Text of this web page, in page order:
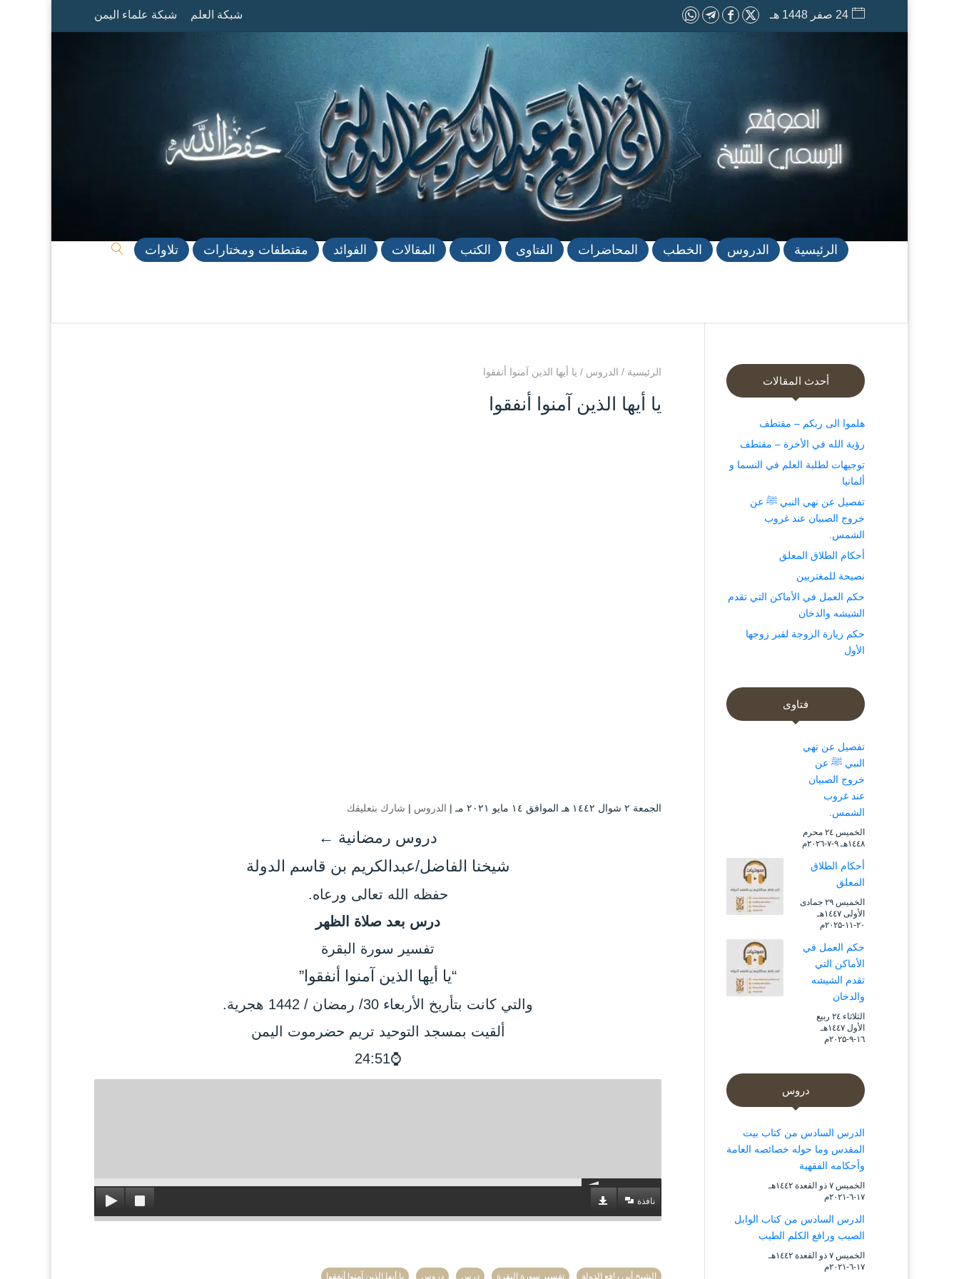
24 صفر 1448 هـ شبكة العلم شبكة علماء اليمن
الرئيسية الدروس الخطب المحاضرات الفتاوى الكتب المقالات الفوائد مقتطفات ومختارات تلاوات
الرئيسية / الدروس / يا أيها الذين آمنوا أنفقوا
يا أيها الذين آمنوا أنفقوا
الجمعة ۲ شوال ۱٤٤۲ هـ الموافق ۱٤ مايو ۲۰۲۱ مـ | الدروس | شارك بتعليقك
دروس رمضانية ←
شيخنا الفاضل/عبدالكريم بن قاسم الدولة
حفظه الله تعالى ورعاه.
درس بعد صلاة الظهر
تفسير سورة البقرة
“يا أيها الذين آمنوا أنفقوا”
والتي كانت بتأريخ الأربعاء 30/ رمضان / 1442 هجرية.
ألقيت بمسجد التوحيد تريم حضرموت اليمن
⌚24:51
نافذة
الشيخ أبي رافع الدولة تفسير سورة البقرة درس دروس يا أيها الذين آمنوا أنفقوا
أحدث المقالات
هلموا الى ربكم – مقتطف
رؤية الله في الأخرة – مقتطف
توجيهات لطلبة العلم في النسما و
ألمانيا
تفصيل عن نهي النبي ﷺ عن
خروج الصبيان عند غروب
الشمس.
أحكام الطلاق المعلق
نصيحة للمغتربين
حكم العمل في الأماكن التي تقدم
الشيشه والدخان
حكم زيارة الزوجة لقبر زوجها
الأول
فتاوى
تفصيل عن نهي
النبي ﷺ عن
خروج الصبيان
عند غروب
الشمس.
الخميس ۲٤ محرم
۱٤٤۸هـ ۹-۷-۲۰۲٦م
أحكام الطلاق
المعلق
الخميس ۲۹ جمادى
الأولى ۱٤٤۷هـ
۲۰-۱۱-۲۰۲۵م
حكم العمل في
الأماكن التي
تقدم الشيشه
والدخان
الثلاثاء ۲٤ ربيع
الأول ۱٤٤۷هـ
۱٦-۹-۲۰۲۵م
دروس
الدرس السادس من كتاب بيت
المقدس وما حوله خصائصه العامة
وأحكامه الفقهية
الخميس ۷ ذو القعدة ۱٤٤۲هـ
۱۷-٦-۲۰۲۱م
الدرس السادس من كتاب الوابل
الصيب ورافع الكلم الطيب
الخميس ۷ ذو القعدة ۱٤٤۲هـ
۱۷-٦-۲۰۲۱م